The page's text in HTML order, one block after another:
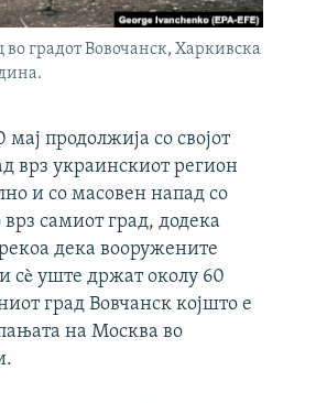
градот Вовочанск, Харкивска
продолжија со својот
врз украинскиот регион
и со масовен напад со
врз самиот град, додека
дека вооружените
сè уште држат околу 60
град Вовчанск којшто е
на Москва во